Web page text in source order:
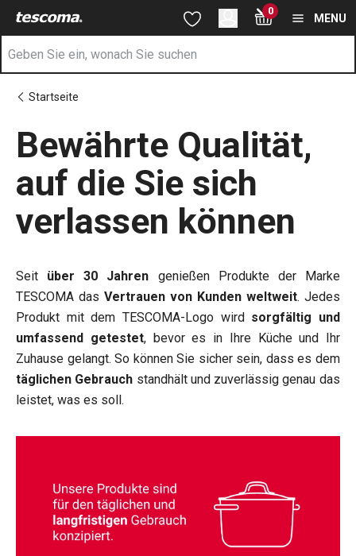
Zum Hauptinhalt springen
Zur Suche springen
Zur Navigation springen 0
MENU
Startseite
Bewährte Qualität,
auf die Sie sich
verlassen können
Seit über 30 Jahren genießen Produkte der Marke
TESCOMA das Vertrauen von Kunden weltweit. Jedes
Produkt mit dem TESCOMA-Logo wird sorgfältig und
umfassend getestet, bevor es in Ihre Küche und Ihr
Zuhause gelangt. So können Sie sicher sein, dass es dem
täglichen Gebrauch standhält und zuverlässig genau das
leistet, was es soll.